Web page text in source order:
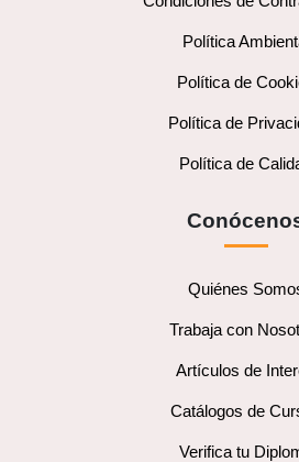
Política
Política de
Política de
Política de
Quiénes
Trabaja con
Artículos de
Catálogos de
Verifica tu